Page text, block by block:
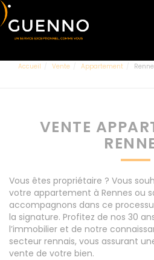
Accueil Vente Appartement
VENTE
Vous êtes propriétaire ? Vous
votre appartement à Rennes ou
accompagnons dans ce
la signature. Profitez de nos 30
l’immobilier et de notre
secteur rennais, vous assurant
vente de votre bien.